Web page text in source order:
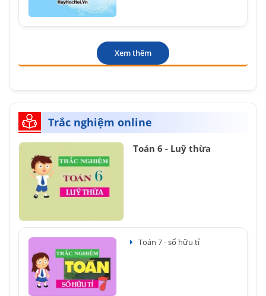
Xem thêm
Trắc nghiệm online
Toán 6 - Luỹ thừa
Toán 7 - số hữu tỉ